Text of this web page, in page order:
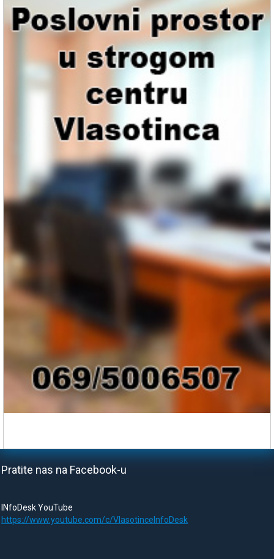
Pratite nas na Facebook-u
INfoDesk YouTube
https://www.youtube.com/c/VlasotinceInfoDesk